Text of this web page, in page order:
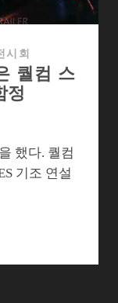
시회
퀄컴 스
정
했다. 퀄컴
기조 연설